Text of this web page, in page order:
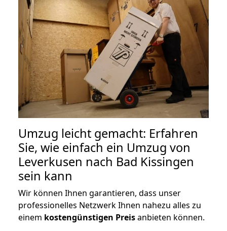
Umzug leicht gemacht: Erfahren
Sie, wie einfach ein Umzug von
Leverkusen nach Bad Kissingen
sein kann
Wir können Ihnen garantieren, dass unser
professionelles Netzwerk Ihnen nahezu alles zu
einem kostengünstigen Preisanbieten können.